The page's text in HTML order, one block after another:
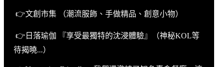
👉文創市集 （潮流服飾、手做精品、創意小物）
👉日落瑜伽 『享受最獨特的沈浸體驗』（神秘KOL等
待揭曉...）